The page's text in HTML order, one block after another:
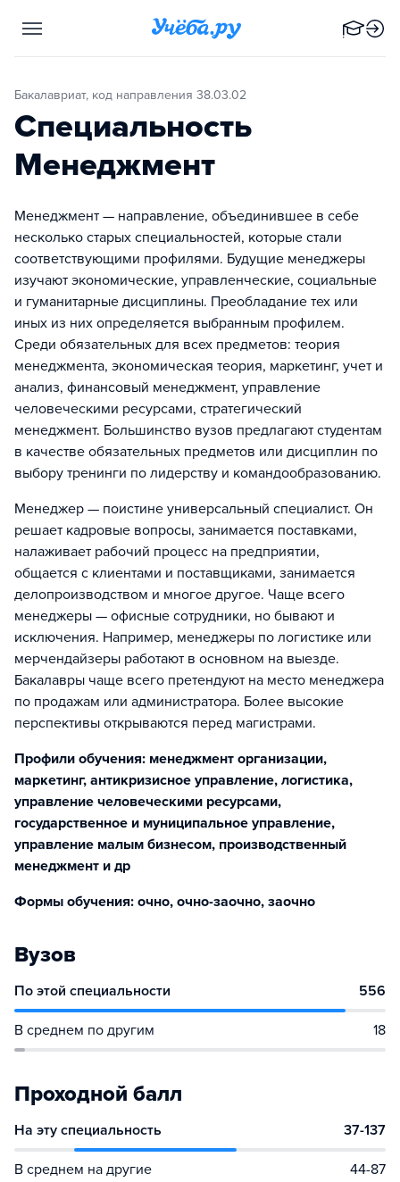
Бакалавриат, код направления 38.03.02
Специальность
Менеджмент
Менеджмент — направление, объединившее в себе
несколько старых специальностей, которые стали
соответствующими профилями. Будущие менеджеры
изучают экономические, управленческие, социальные
и гуманитарные дисциплины. Преобладание тех или
иных из них определяется выбранным профилем.
Среди обязательных для всех предметов: теория
менеджмента, экономическая теория, маркетинг, учет и
анализ, финансовый менеджмент, управление
человеческими ресурсами, стратегический
менеджмент. Большинство вузов предлагают студентам
в качестве обязательных предметов или дисциплин по
выбору тренинги по лидерству и командообразованию.
Менеджер — поистине универсальный специалист. Он
решает кадровые вопросы, занимается поставками,
налаживает рабочий процесс на предприятии,
общается с клиентами и поставщиками, занимается
делопроизводством и многое другое. Чаще всего
менеджеры — офисные сотрудники, но бывают и
исключения. Например, менеджеры по логистике или
мерчендайзеры работают в основном на выезде.
Бакалавры чаще всего претендуют на место менеджера
по продажам или администратора. Более высокие
перспективы открываются перед магистрами.
Профили обучения: менеджмент организации,
маркетинг, антикризисное управление, логистика,
управление человеческими ресурсами,
государственное и муниципальное управление,
управление малым бизнесом, производственный
менеджмент и др
Формы обучения: очно, очно-заочно, заочно
Вузов
По этой специальности 556
В среднем по другим 18
Проходной балл
На эту специальность 37-137
В среднем на другие 44-87